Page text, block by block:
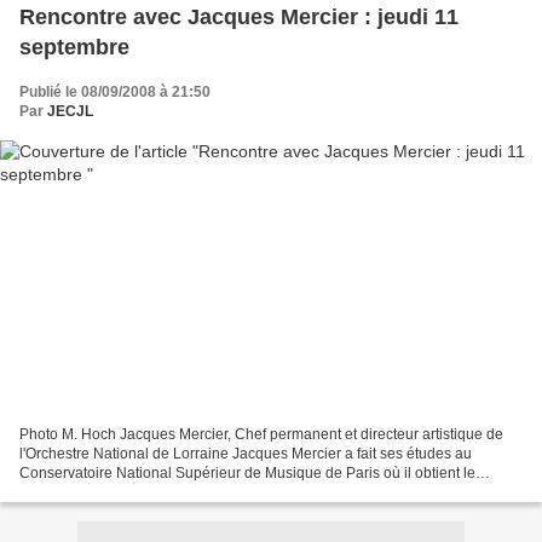
Rencontre avec Jacques Mercier : jeudi 11
septembre
Publié le 08/09/2008 à 21:50
Par JECJL
Photo M. Hoch Jacques Mercier, Chef permanent et directeur artistique de
l'Orchestre National de Lorraine Jacques Mercier a fait ses études au
Conservatoire National Supérieur de Musique de Paris où il obtient le